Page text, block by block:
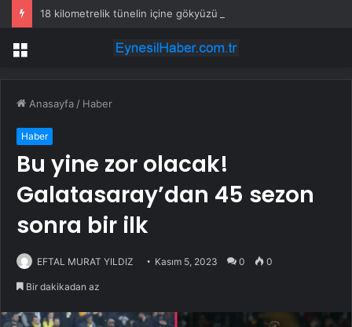
18 kilometrelik tünelin içine gökyüzü yaptılar
Menü
Anasayfa / Haber
Haber
Bu yine zor olacak!
Galatasaray’dan 45 sezon
sonra bir ilk
EFTAL MURAT YILDIZ Kasım 5, 2023 0 0
Bir dakikadan az